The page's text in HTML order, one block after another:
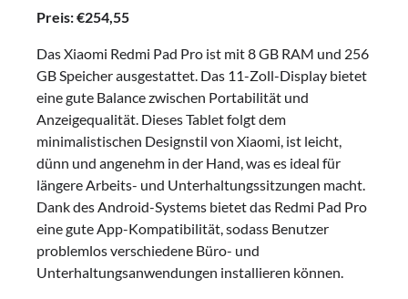
Preis: €254,55
Das Xiaomi Redmi Pad Pro ist mit 8 GB RAM und 256
GB Speicher ausgestattet. Das 11-Zoll-Display bietet
eine gute Balance zwischen Portabilität und
Anzeigequalität. Dieses Tablet folgt dem
minimalistischen Designstil von Xiaomi, ist leicht,
dünn und angenehm in der Hand, was es ideal für
längere Arbeits- und Unterhaltungssitzungen macht.
Dank des Android-Systems bietet das Redmi Pad Pro
eine gute App-Kompatibilität, sodass Benutzer
problemlos verschiedene Büro- und
Unterhaltungsanwendungen installieren können.